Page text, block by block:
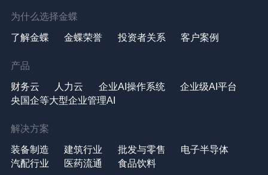
为什么选择金蝶
了解金蝶 金蝶荣誉 投资者关系 客户案例
产品
财务云 人力云 企业AI操作系统
企业级AI平台
央国企等大型企业管理AI
解决方案
装备制造 建筑行业 批发与零售
电子半导体
汽配行业
医药流通 食品饮料